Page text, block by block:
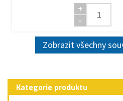
+
-
Zobrazit všechny
Kategorie produktu